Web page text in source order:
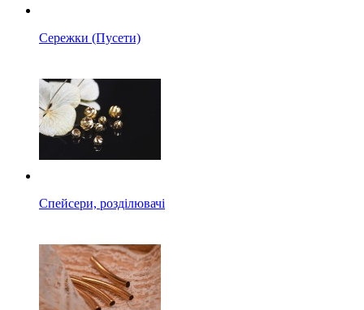
Сережки (Пусети)
Спейсери, розділювачі